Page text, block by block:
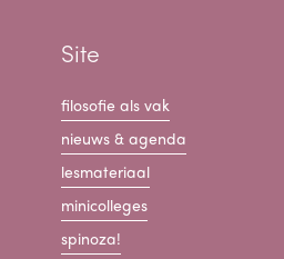
Site
filosofie als vak
nieuws & agenda
lesmateriaal
minicolleges
spinoza!